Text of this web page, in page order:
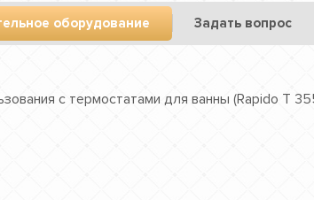
оборудование Задать вопрос
с термостатами для ванны (Rapido T